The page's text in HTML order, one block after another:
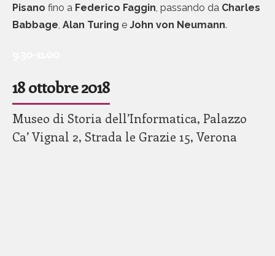
Pisano fino a Federico Faggin, passando da Charles
Babbage, Alan Turing e John von Neumann.
18 ottobre 2018
Museo di Storia dell’Informatica, Palazzo
Ca’ Vignal 2, Strada le Grazie 15, Verona